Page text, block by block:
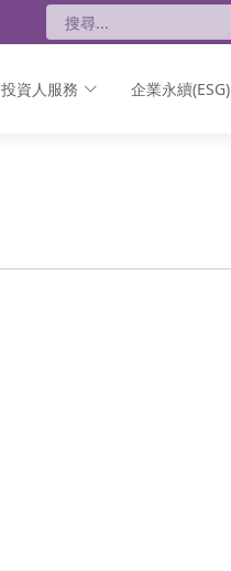
投資人服務 企業永續(ESG)